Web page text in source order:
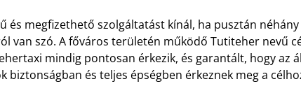
és megfizethető szolgáltatást kínál, ha pusztán
van szó. A főváros területén működő Tutiteher nevű
mindig pontosan érkezik, és garantált, hogy az
biztonságban és teljes épségben érkeznek meg a